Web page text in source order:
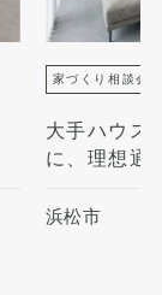
家づくり相談会
大手ハウス
に、理想通
浜松市